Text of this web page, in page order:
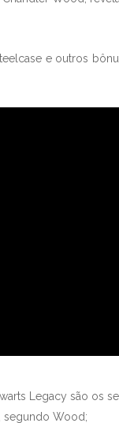
e outros
Legacy são os
segundo Wood;